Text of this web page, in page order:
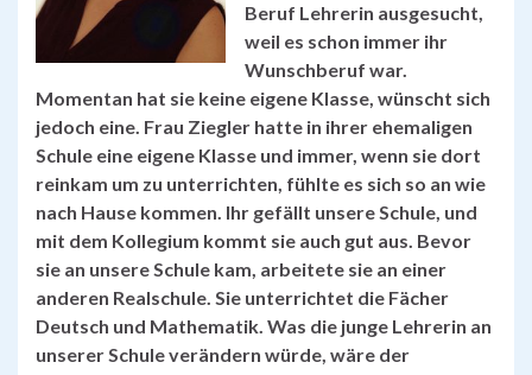
Beruf Lehrerin ausgesucht,
weil es schon immer ihr
Wunschberuf war.
Momentan hat sie keine eigene Klasse, wünscht sich
jedoch eine. Frau Ziegler hatte in ihrer ehemaligen
Schule eine eigene Klasse und immer, wenn sie dort
reinkam um zu unterrichten, fühlte es sich so an wie
nach Hause kommen. Ihr gefällt unsere Schule, und
mit dem Kollegium kommt sie auch gut aus. Bevor
sie an unsere Schule kam, arbeitete sie an einer
anderen Realschule. Sie unterrichtet die Fächer
Deutsch und Mathematik. Was die junge Lehrerin an
unserer Schule verändern würde, wäre der